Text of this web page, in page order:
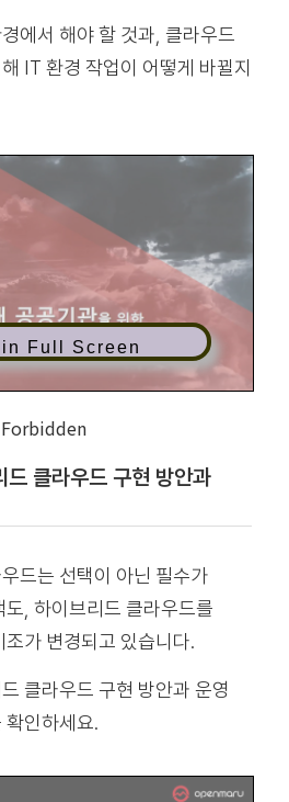
에서 해야 할 것과, 클라우드
IT 환경 작업이 어떻게 바뀔지
Full Screen
드 클라우드 구현 방안과
드는 선택이 아닌 필수가
, 하이브리드 클라우드를
가 변경되고 있습니다.
클라우드 구현 방안과 운영
확인하세요.